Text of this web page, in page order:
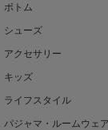
ボトム
シューズ
アクセサリー
キッズ
ライフスタイル
パジャマ・ルームウェア